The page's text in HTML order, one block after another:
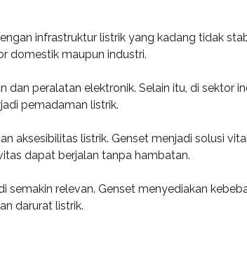
infrastruktur listrik yang kadang tidak
domestik maupun industri.
peralatan elektronik. Selain itu, di sektor
pemadaman listrik.
aksesibilitas listrik. Genset menjadi solusi
dapat berjalan tanpa hambatan.
relevan. Genset menyediakan
darurat listrik.